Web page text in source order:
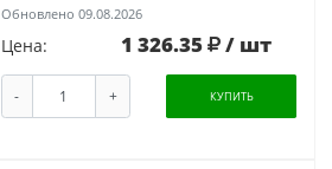
Обновлено 09.08.2026
Цена: 1 326.35 / шт
- + КУПИТЬ